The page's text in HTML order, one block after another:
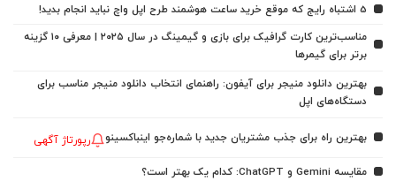
5 اشتباه رایج که موقع خرید ساعت هوشمند طرح اپل واچ نباید انجام بدید!
مناسب‌ترین کارت گرافیک برای بازی و گیمینگ در سال ۲۰۲۵ | معرفی ۱۰ گزینه
برتر برای گیمرها
بهترین دانلود منیجر برای آیفون: راهنمای انتخاب دانلود منیجر مناسب برای
دستگاه‌های اپل
بهترین راه برای جذب مشتریان جدید با شماره‌جو اینباکسینو رپورتاژ آگهی
مقایسه Gemini و ChatGPT: کدام یک بهتر است؟